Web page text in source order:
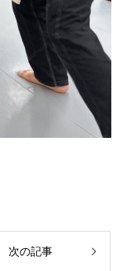
次の記事